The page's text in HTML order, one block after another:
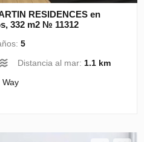
RESIDENCES en
332 m2 № 11312
5
Distancia al mar: 1.1 km